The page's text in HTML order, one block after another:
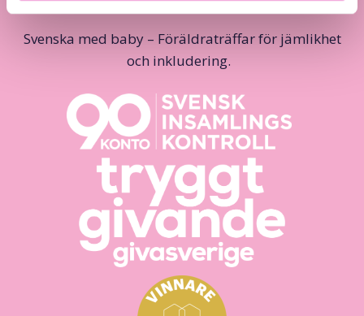
Svenska med baby – Föräldraträffar för jämlikhet
och inkludering.